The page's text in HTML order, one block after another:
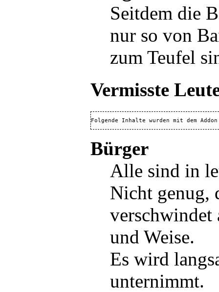
Seitdem die
nur so von
zum Teufel
Vermisste
Folgende Inhalte wurden mit dem
Bürger
Alle sind in
Nicht genug,
verschwindet
und Weise.
Es wird
unternimmt.